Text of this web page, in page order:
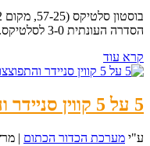
הסדרה העונתית 3-0 לסלטיקס. בעוד...
קרא עוד
5 על 5 קווין סניידר והתפוצצות קליעה
ע"י מערכת הכדור הכתום | מרץ 4,